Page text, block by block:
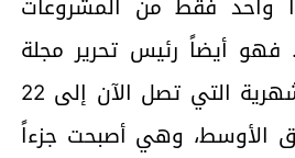
فهو أيضاً رئيس تحرير مجلة
“البيئة والتنمية” الشهرية التي تصل الآن إلى 22
الأوسط، وهي أصبحت جزءاً